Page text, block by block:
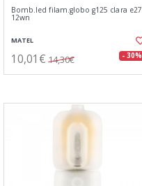
Bomb.led filam.globo g125 clara e27
12wn
MATEL
10,01€ 14,30€ - 30%